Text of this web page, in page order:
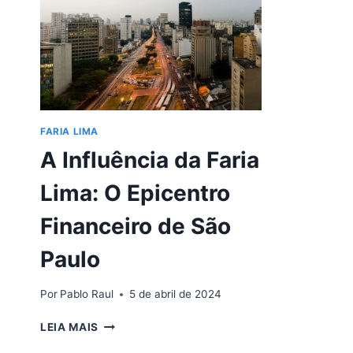
FARIA LIMA
A Influência da Faria
Lima: O Epicentro
Financeiro de São
Paulo
Por Pablo Raul 5 de abril de 2024
LEIA MAIS